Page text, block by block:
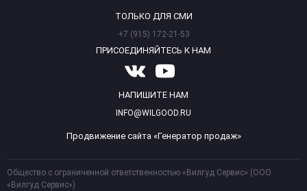
ТОЛЬКО ДЛЯ СМИ
+7 (915) 172-21-53
ПРИСОЕДИНЯЙТЕСЬ К НАМ
НАПИШИТЕ НАМ
INFO@WILGOOD.RU
Продвижение сайта «Генератор продаж»
Общество с ограниченной ответственностью «Вилгуд Сервис» (ООО
«Вилгуд Сервис»)